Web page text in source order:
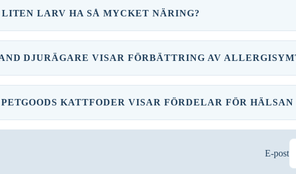
LARV HA SÅ MYCKET NÄRING?
DJURÄGARE VISAR FÖRBÄTTRING AV
KATTFODER VISAR FÖRDELAR FÖR HÄLSAN
E-post
Återbetalningspolicy
Användarvillkor
Rättsligt meddelande